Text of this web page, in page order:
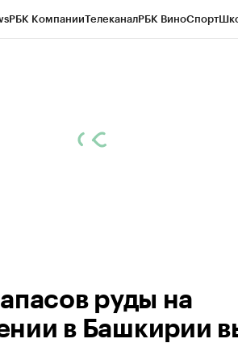
РБК КомпанииТелеканалРБК ВиноСпорт
руды на
в Башкирии